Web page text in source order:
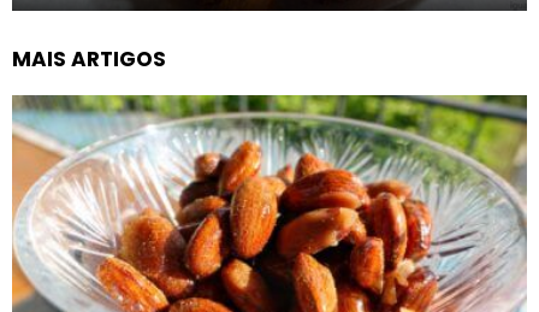
MAIS ARTIGOS